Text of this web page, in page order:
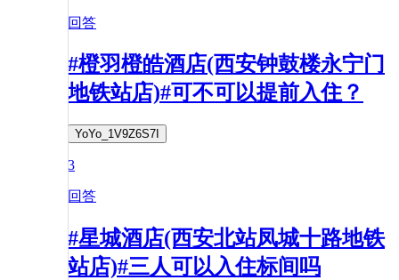
回答
#橙羽橙皓酒店(西安钟鼓楼永宁门
地铁站店)#可不可以提前入住？
YoYo_1V9Z6S7I
3
回答
#星城酒店(西安北站凤城十路地铁
站店)#三人可以入住标间吗